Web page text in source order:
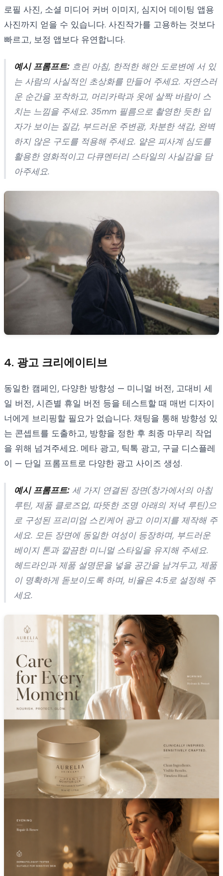
로필 사진, 소셜 미디어 커버 이미지, 심지어 데이팅 앱용
사진까지 얻을 수 있습니다. 사진작가를 고용하는 것보다
빠르고, 보정 앱보다 유연합니다.
예시 프롬프트: 흐린 아침, 한적한 해안 도로변에 서 있
는 사람의 사실적인 초상화를 만들어 주세요. 자연스러
운 순간을 포착하고, 머리카락과 옷에 살짝 바람이 스
치는 느낌을 주세요. 35mm 필름으로 촬영한 듯한 입
자가 보이는 질감, 부드러운 주변광, 차분한 색감, 완벽
하지 않은 구도를 적용해 주세요. 얕은 피사계 심도를
활용한 영화적이고 다큐멘터리 스타일의 사실감을 담
아주세요.
4. 광고 크리에이티브
동일한 캠페인, 다양한 방향성 — 미니멀 버전, 고대비 세
일 버전, 시즌별 휴일 버전 등을 테스트할 때 매번 디자이
너에게 브리핑할 필요가 없습니다. 채팅을 통해 방향성 있
는 콘셉트를 도출하고, 방향을 정한 후 최종 마무리 작업
을 위해 넘겨주세요. 메타 광고, 틱톡 광고, 구글 디스플레
이 — 단일 프롬프트로 다양한 광고 사이즈 생성.
예시 프롬프트: 세 가지 연결된 장면(창가에서의 아침
루틴, 제품 클로즈업, 따뜻한 조명 아래의 저녁 루틴)으
로 구성된 프리미엄 스킨케어 광고 이미지를 제작해 주
세요. 모든 장면에 동일한 여성이 등장하며, 부드러운
베이지 톤과 깔끔한 미니멀 스타일을 유지해 주세요.
헤드라인과 제품 설명문을 넣을 공간을 남겨두고, 제품
이 명확하게 돋보이도록 하며, 비율은 4:5로 설정해 주
세요.